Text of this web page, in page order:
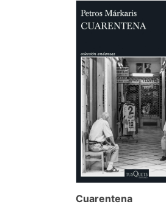
Cuarentena